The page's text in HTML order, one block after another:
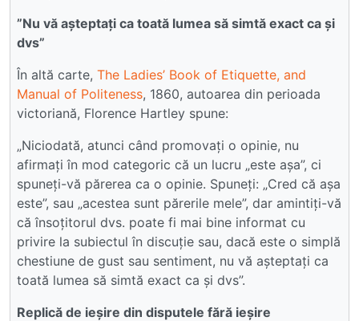
”Nu vă așteptați ca toată lumea să simtă exact ca și
dvs”
În altă carte, The Ladies’ Book of Etiquette, and
Manual of Politeness, 1860, autoarea din perioada
victoriană, Florence Hartley spune:
„Niciodată, atunci când promovați o opinie, nu
afirmați în mod categoric că un lucru „este așa”, ci
spuneți-vă părerea ca o opinie. Spuneți: „Cred că așa
este”, sau „acestea sunt părerile mele”, dar amintiți-vă
că însoțitorul dvs. poate fi mai bine informat cu
privire la subiectul în discuție sau, dacă este o simplă
chestiune de gust sau sentiment, nu vă așteptați ca
toată lumea să simtă exact ca și dvs”.
Replică de ieșire din disputele fără ieșire